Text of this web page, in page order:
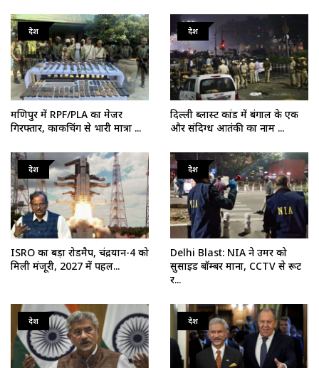
देश
मणिपुर में RPF/PLA का मेजर
गिरफ्तार, काकचिंग से भारी मात्रा ...
देश
दिल्ली ब्लास्ट कांड में बंगाल के एक
और संदिग्ध आतंकी का नाम ...
देश
ISRO का बड़ा रोडमैप, चंद्रयान-4 को
मिली मंजूरी, 2027 में पहल...
देश
Delhi Blast: NIA ने उमर को
सुसाइड बॉम्बर माना, CCTV से रूट
र...
देश देश